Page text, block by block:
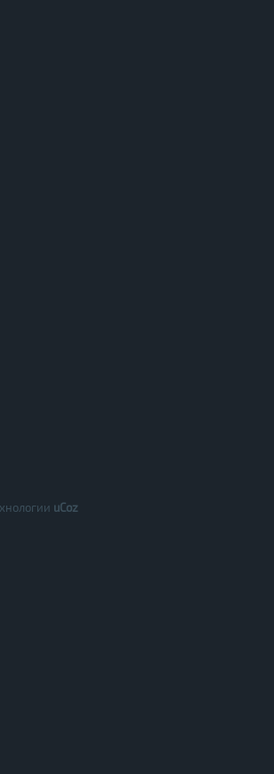
uCoz